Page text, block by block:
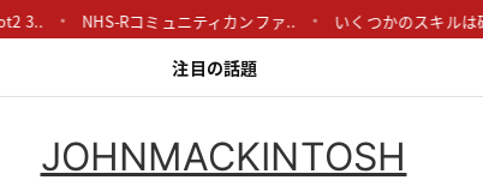
NHS-Rコミュニティカンファ.. いくつかのスキルは確か
注目の話題
JOHNMACKINTOSH